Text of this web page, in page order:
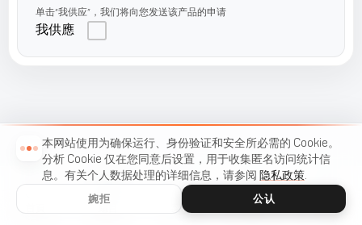
单击“我供应”，我们将向您发送该产品的申请
我供應
菜單
本网站使用为确保运行、身份验证和安全所必需的 Cookie。
分析 Cookie 仅在您同意后设置，用于收集匿名访问统计信
息。有关个人数据处理的详细信息，请参阅 隐私政策.
婉拒 公认